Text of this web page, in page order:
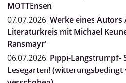
MOTTEnsen
07.07.2026: Werke eines Autors
Literaturkreis mit Michael
Ransmayr"
06.07.2026: Pippi-Langstrumpf-
Lesegarten! (witterungsbedingt